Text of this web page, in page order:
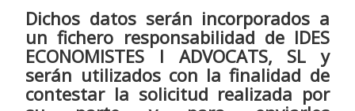
Dichos datos serán incorporados a
un fichero responsabilidad de IDES
ECONOMISTES I ADVOCATS, SL y
serán utilizados con la finalidad de
contestar la solicitud realizada por